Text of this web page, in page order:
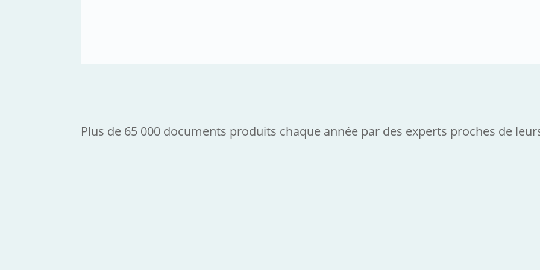
Plus de 65 000 documents produits chaque année par des experts proches de